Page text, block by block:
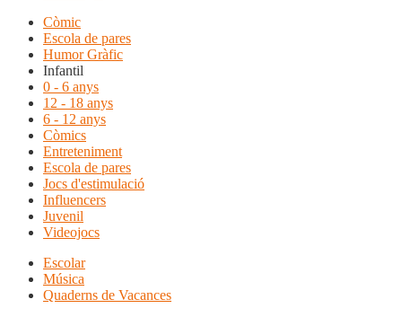
Còmic
Escola de pares
Humor Gràfic
Infantil
0 - 6 anys
12 - 18 anys
6 - 12 anys
Còmics
Entreteniment
Escola de pares
Jocs d'estimulació
Influencers
Juvenil
Videojocs
Escolar
Música
Quaderns de Vacances